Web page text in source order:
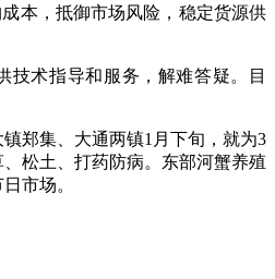
本，抵御市场风险，稳定货源供
技术指导和服务，解难答疑。目
郑集、大通两镇1月下旬，就为3
松土、打药防病。东部河蟹养殖
市场。